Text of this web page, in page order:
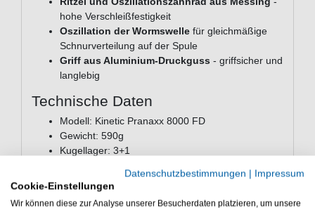
hohe Verschleißfestigkeit
Oszillation der Wormswelle für gleichmäßige
Schnurverteilung auf der Spule
Griff aus Aluminium-Druckguss - griffsicher und
langlebig
Technische Daten
Modell: Kinetic Pranaxx 8000 FD
Gewicht: 590g
Kugellager: 3+1
Schnurfassung: 0,33mm/615m
Schnureinzug: 94cm
Datenschutzbestimmungen | Impressum
Cookie-Einstellungen
Wir können diese zur Analyse unserer Besucherdaten platzieren, um unsere